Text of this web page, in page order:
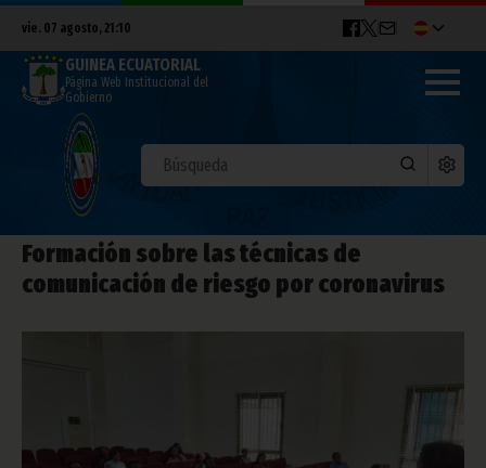
vie. 07 agosto, 21:10
GUINEA ECUATORIAL
Página Web Institucional del
Gobierno
Formación sobre las técnicas de
comunicación de riesgo por coronavirus